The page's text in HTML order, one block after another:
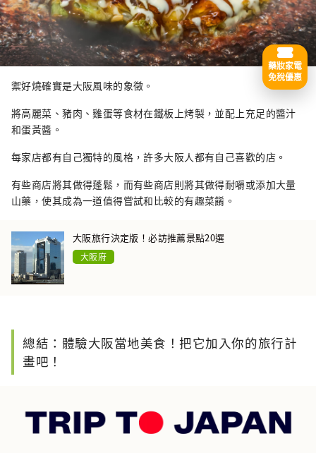
禦好燒確實是大阪風味的象徵。
將高麗菜、豬肉、雞蛋等食材在鐵板上烤製，並配上充足的醬汁
和蛋黃醬。
每家店都有自己獨特的風格，許多大阪人都有自己喜歡的店。
有些商店將其做得蓬鬆，而有些商店則將其做得耐嚼或添加大量
山藥，使其成為一道值得嘗試和比較的有趣菜餚。
大阪旅行決定版！必訪推薦景點20選
大阪府
總結：體驗大阪當地美食！把它加入你的旅行計
畫吧！
藥妝家電
免稅優惠